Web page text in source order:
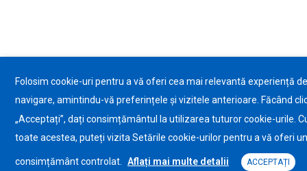
Folosim cookie-uri pentru a vă oferi cea mai relevantă experiență de
navigare, amintindu-vă preferințele și vizitele anterioare. Făcând
„Acceptați”, dați consimțământul la utilizarea tuturor cookie-urile.
toate acestea, puteți vizita Setările cookie-urilor pentru a vă oferi un
consimțământ controlat. Aflați mai multe detalii ACCEPTAȚI